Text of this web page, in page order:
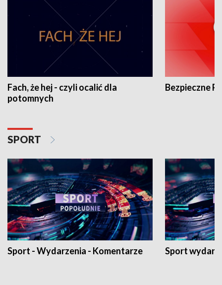
Fach, że hej - czyli ocalić dla
potomnych
Bezpieczne
SPORT
Sport - Wydarzenia - Komentarze Sport